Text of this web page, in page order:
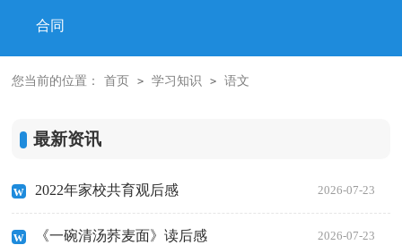
合同
您当前的位置： 首页 > 学习知识 > 语文
最新资讯
2022年家校共育观后感 2026-07-23
《一碗清汤荞麦面》读后感 2026-07-23